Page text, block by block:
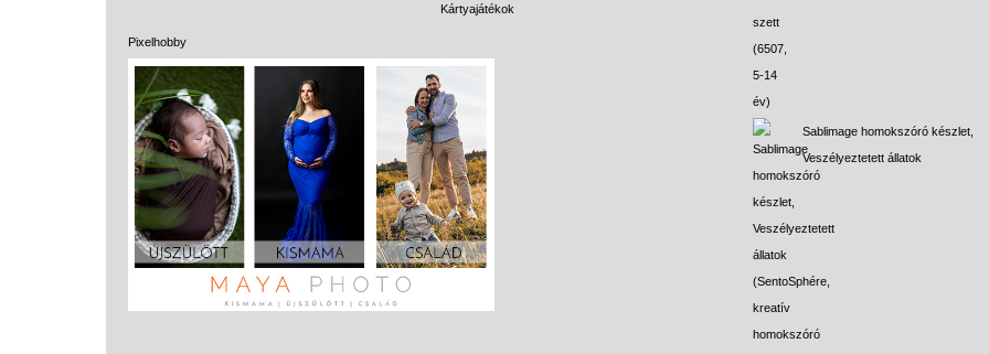
Pixelhobby
Kártyajátékok
Sablimage homokszóró készlet,
Veszélyeztetett állatok